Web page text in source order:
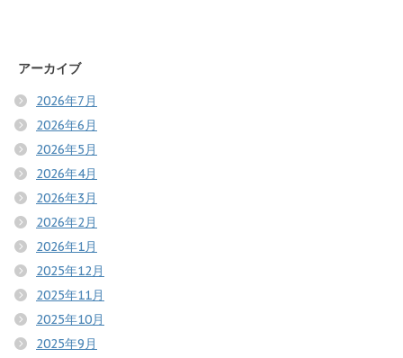
アーカイブ
2026年7月
2026年6月
2026年5月
2026年4月
2026年3月
2026年2月
2026年1月
2025年12月
2025年11月
2025年10月
2025年9月